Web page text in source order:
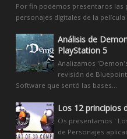
Por fin podemos presentaros las
personajes digitales de la
Análisis de
PlayStation 5
Analizamos
revisión de
Software que sentó las bases...
Los 12 principios
Os presentamos '
de Personajes